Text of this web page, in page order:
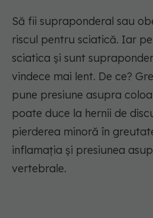
Să fii supraponderal sau
riscul pentru sciatică. Iar
sciatica și sunt
vindece mai lent. De ce?
pune presiune asupra
poate duce la hernii de
pierderea minoră în
inflamația și presiunea
vertebrale.